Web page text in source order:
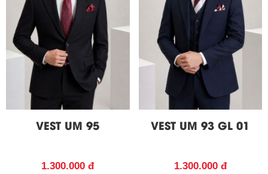
VEST UM 95
1.300.000 đ
VEST UM 93 GL 01
1.300.000 đ